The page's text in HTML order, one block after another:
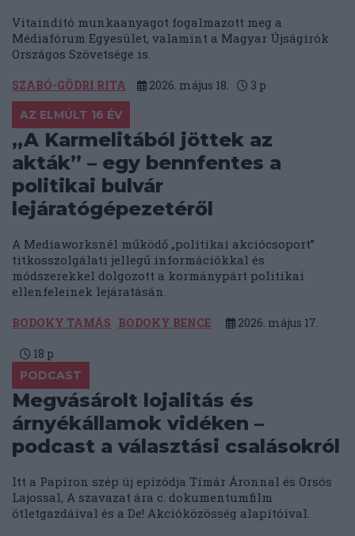
Vitaindító munkaanyagot fogalmazott meg a
Médiafórum Egyesület, valamint a Magyar Újságírók
Országos Szövetsége is.
SZABÓ-GÖDRI RITA 2026. május 18. 3 p
AZ ELMÚLT 16 ÉV
„A Karmelitából jöttek az
akták” – egy bennfentes a
politikai bulvár
lejáratógépezetéről
A Mediaworksnél működő „politikai akciócsoport”
titkosszolgálati jellegű információkkal és
módszerekkel dolgozott a kormánypárt politikai
ellenfeleinek lejáratásán.
BODOKY TAMÁS BODOKY BENCE 2026. május 17.
18 p
PODCAST
Megvásárolt lojalitás és
árnyékállamok vidéken –
podcast a választási csalásokról
Itt a Papíron szép új epizódja Tímár Áronnal és Orsós
Lajossal, A szavazat ára c. dokumentumfilm
ötletgazdáival és a De! Akcióközösség alapítóival.